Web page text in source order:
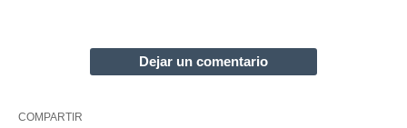
Dejar un comentario
COMPARTIR